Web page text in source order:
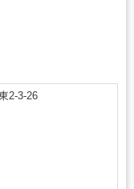
2-3-26